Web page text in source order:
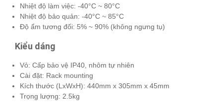
Nhiệt độ làm việc: -40°C ~ 80°C
Nhiệt độ bảo quản: -40°C ~ 85°C
Độ ẩm tương đối: 5% ~ 90% (không ngưng tụ)
Kiểu dáng
Vỏ: Cấp bảo vệ IP40, nhôm tự nhiên
Cài đặt: Rack mounting
Kích thước (LxWxH): 440mm x 305mm x 45mm
Trọng lượng: 2.5kg